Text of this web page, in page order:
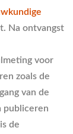
Na ontvangst
voor
zoals de
van de
publiceren
de